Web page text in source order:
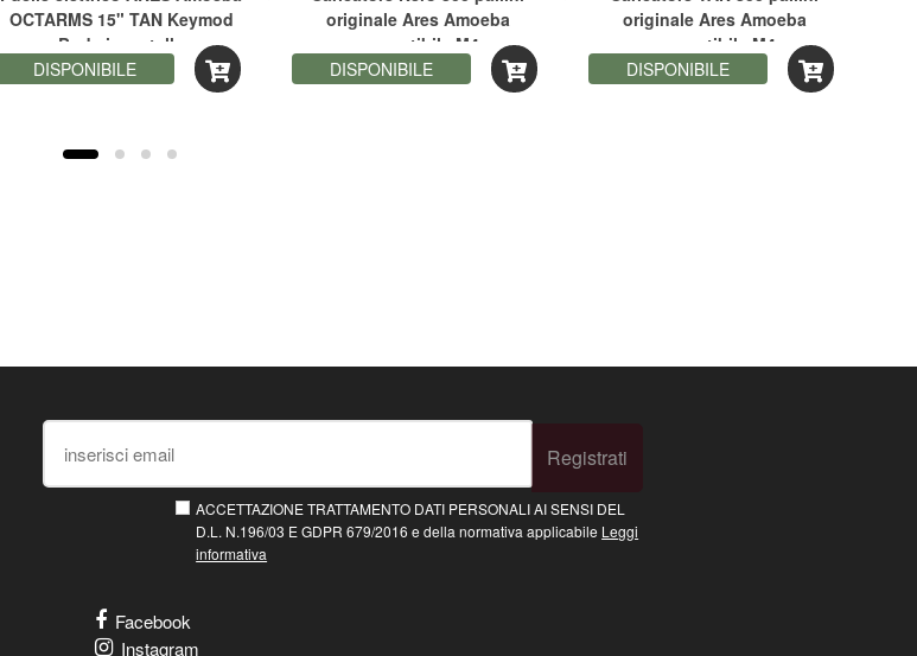
OCTARMS 15" TAN Keymod
Body in metallo
DISPONIBILE
originale Ares Amoeba
compatibile M4
DISPONIBILE
originale Ares Amoeba
compatibile M4
DISPONIBILE
Registrati
ACCETTAZIONE TRATTAMENTO DATI PERSONALI AI SENSI DEL
D.L. N.196/03 E GDPR 679/2016 e della normativa applicabile Leggi
informativa
Facebook
Instagram